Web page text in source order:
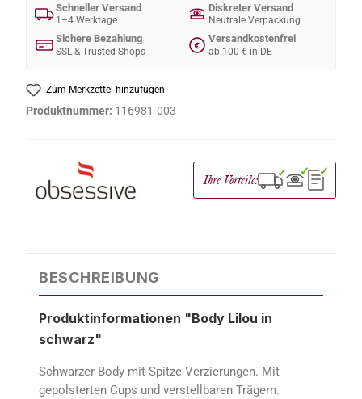
Schneller Versand
1–4 Werktage
Diskreter Versand
Neutrale Verpackung
Sichere Bezahlung
SSL & Trusted Shops
€
Versandkostenfrei
ab 100 € in DE
Zum Merkzettel hinzufügen
Produktnummer: 116981-003
Ihre Vorteile: ✓ ✓ ✓
BESCHREIBUNG
Produktinformationen "Body Lilou in
schwarz"
Schwarzer Body mit Spitze-Verzierungen. Mit
gepolsterten Cups und verstellbaren Trägern.